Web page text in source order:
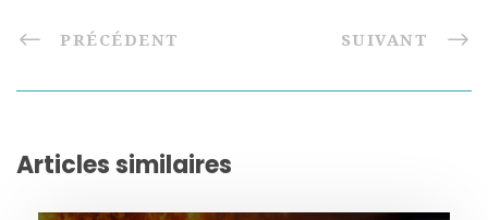
PRÉCÉDENT SUIVANT
Articles similaires